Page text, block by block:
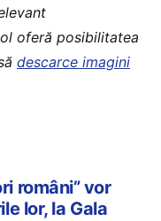
oferă posibilitatea
descarce imagini
români” vor
lor, la Gala